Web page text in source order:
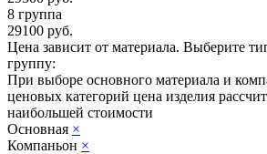
8 группа
29100 руб.
Цена зависит от материала. Выберите
группу:
При выборе основного материала и
ценовых категорий цена изделия
наибольшей стоимости
Основная ×
Компаньон ×